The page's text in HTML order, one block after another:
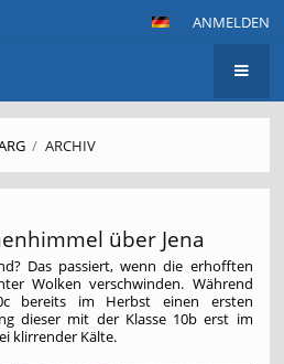
ANMELDEN
/ ARCHIV
über Jena
Das passiert, wenn die erhofften
Wolken verschwinden. Während
bereits im Herbst einen ersten
dieser mit der Klasse 10b erst im
klirrender Kälte.